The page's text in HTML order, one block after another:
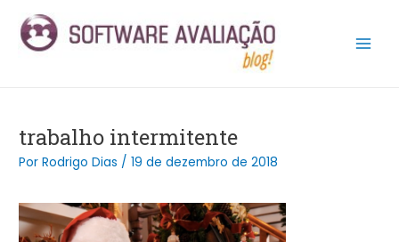
para
trabalho intermitente
PorRodrigo Dias /19 de dezembro de 2018
navigation